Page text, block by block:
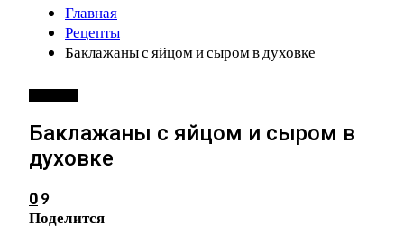
Главная
Рецепты
Баклажаны с яйцом и сыром в духовке
Баклажаны с яйцом и сыром в
духовке
0 9
Поделится